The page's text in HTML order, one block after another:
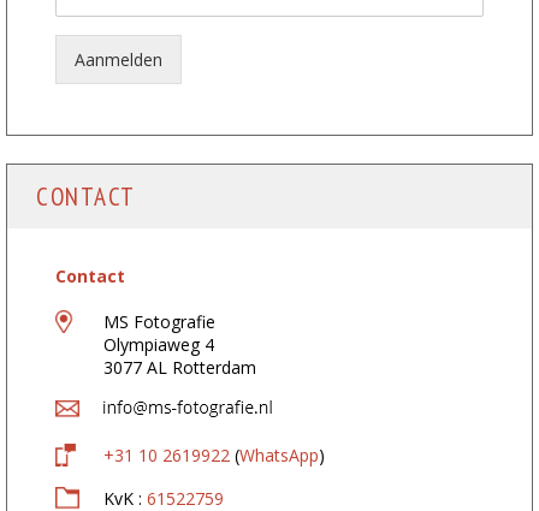
m
a
r
e
s
:
Aanmelden
CONTACT
Contact
MS Fotografie
Olympiaweg 4
3077 AL Rotterdam
+31 10 2619922 (WhatsApp)
KvK :61522759